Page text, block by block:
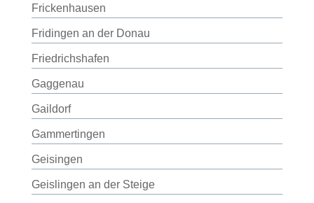
Frickenhausen
Fridingen an der Donau
Friedrichshafen
Gaggenau
Gaildorf
Gammertingen
Geisingen
Geislingen an der Steige